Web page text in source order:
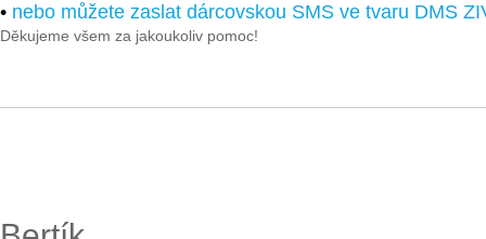
• nebo můžete zaslat dárcovskou SMS ve tvaru DMS
Děkujeme všem za jakoukoliv pomoc!